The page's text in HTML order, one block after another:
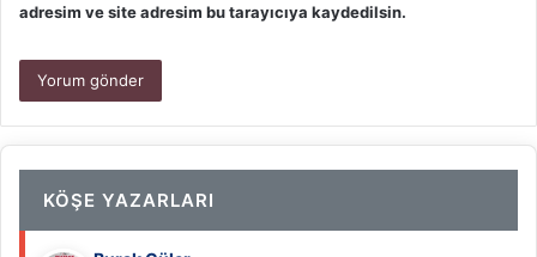
adresim ve site adresim bu tarayıcıya kaydedilsin.
KÖŞE YAZARLARI